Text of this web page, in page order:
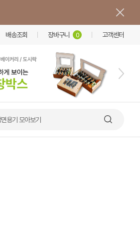
배송조회 장바구니 0 고객센터
·비빔밥 가마솥용기